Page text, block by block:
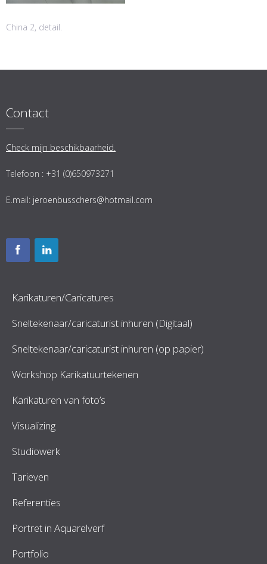
China 2, detail.
Contact
Check mijn beschikbaarheid.
Telefoon : +31 (0)650973271
E.mail: jeroenbusschers@hotmail.com
Karikaturen/Caricatures
Sneltekenaar/caricaturist inhuren (Digitaal)
Sneltekenaar/caricaturist inhuren (op papier)
Workshop Karikatuurtekenen
Karikaturen van foto’s
Visualizing
Studiowerk
Tarieven
Referenties
Portret in Aquarelverf
Portfolio